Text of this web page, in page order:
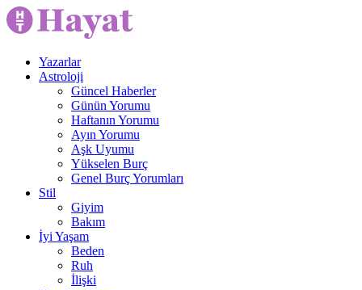
Yazarlar
Astroloji
Güncel Haberler
Günün Yorumu
Haftanın Yorumu
Ayın Yorumu
Aşk Uyumu
Yükselen Burç
Genel Burç Yorumları
Stil
Giyim
Bakım
İyi Yaşam
Beden
Ruh
İlişki